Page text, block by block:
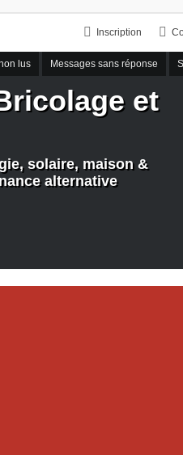
Inscription
lus Messages sans réponse
et
solaire, maison &
alternative